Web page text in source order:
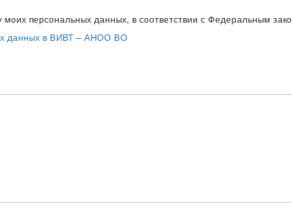
моих персональных данных, в соответствии с Федеральным
данных в ВИВТ – АНОО ВО